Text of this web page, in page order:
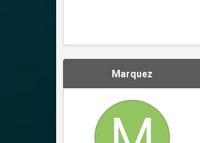
Marquez